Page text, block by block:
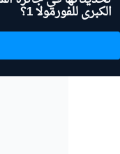
الكبرى للفورمولا 1؟